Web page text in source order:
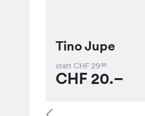
Tino Jupe
statt CHF 2995
CHF 20.–